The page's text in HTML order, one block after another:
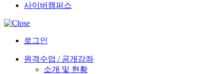
사이버캠퍼스
로그인
원격수업 / 공개강좌
소개 및 현황